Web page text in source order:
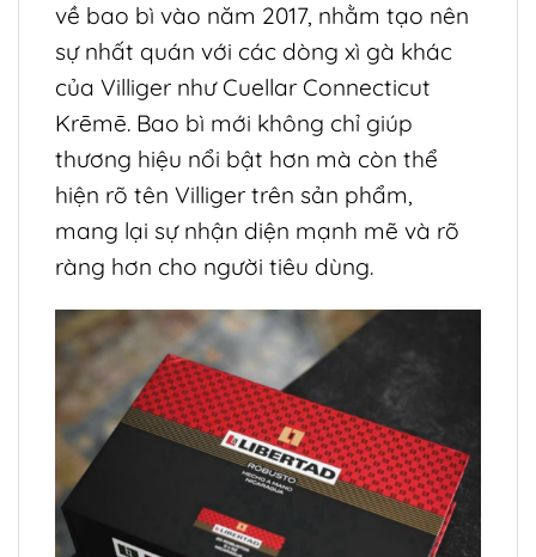
về bao bì vào năm 2017, nhằm tạo nên
sự nhất quán với các dòng xì gà khác
của Villiger như Cuellar Connecticut
Krēmē. Bao bì mới không chỉ giúp
thương hiệu nổi bật hơn mà còn thể
hiện rõ tên Villiger trên sản phẩm,
mang lại sự nhận diện mạnh mẽ và rõ
ràng hơn cho người tiêu dùng.